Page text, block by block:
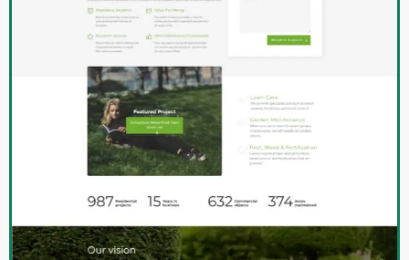
Kierownik działu rozwoju stron